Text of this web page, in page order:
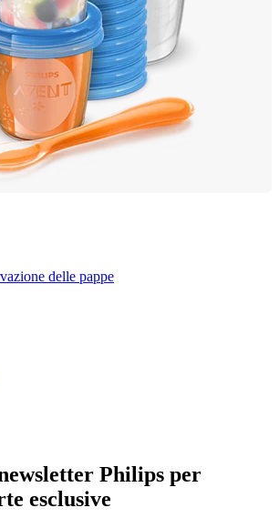
delle pappe
Philips per
esclusive